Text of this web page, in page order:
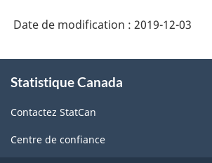
Date de modification : 2019-12-03
propos
ce
site
Statistique Canada
Contactez StatCan
Centre de confiance